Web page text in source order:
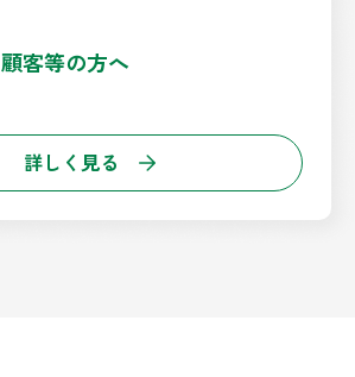
顧客等の方へ
詳しく見る